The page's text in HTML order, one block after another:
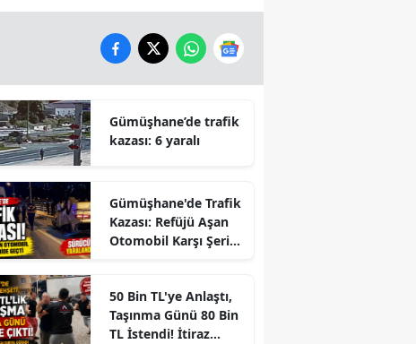
Gümüşhane’de trafik
kazası: 6 yaralı
Gümüşhane'de Trafik
Kazası: Refüjü Aşan
Otomobil Karşı Şeride
50 Bin TL'ye Anlaştı,
Taşınma Günü 80 Bin
TL İstendi! İtiraz